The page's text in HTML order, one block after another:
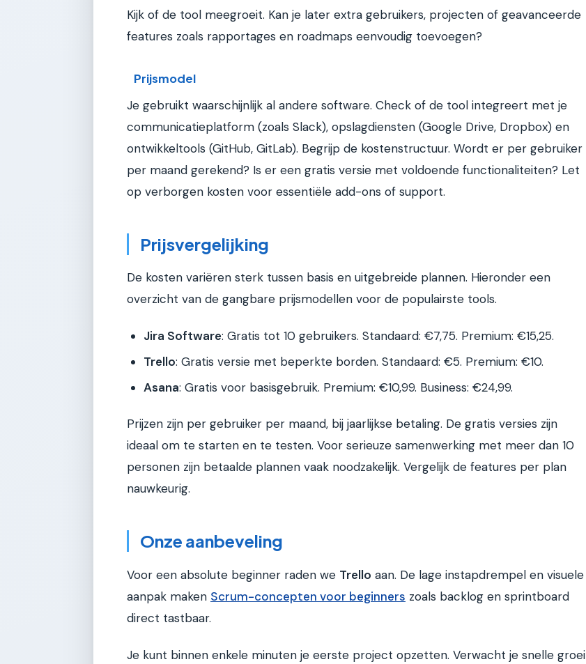
Kijk of de tool meegroeit. Kan je later extra gebruikers, projecten of geavanceerde
features zoals rapportages en roadmaps eenvoudig toevoegen?
Prijsmodel
Je gebruikt waarschijnlijk al andere software. Check of de tool integreert met je
communicatieplatform (zoals Slack), opslagdiensten (Google Drive, Dropbox) en
ontwikkeltools (GitHub, GitLab). Begrijp de kostenstructuur. Wordt er per gebruiker
per maand gerekend? Is er een gratis versie met voldoende functionaliteiten? Let
op verborgen kosten voor essentiële add-ons of support.
Prijsvergelijking
De kosten variëren sterk tussen basis en uitgebreide plannen. Hieronder een
overzicht van de gangbare prijsmodellen voor de populairste tools.
Jira Software: Gratis tot 10 gebruikers. Standaard: €7,75. Premium: €15,25.
Trello: Gratis versie met beperkte borden. Standaard: €5. Premium: €10.
Asana: Gratis voor basisgebruik. Premium: €10,99. Business: €24,99.
Prijzen zijn per gebruiker per maand, bij jaarlijkse betaling. De gratis versies zijn
ideaal om te starten en te testen. Voor serieuze samenwerking met meer dan 10
personen zijn betaalde plannen vaak noodzakelijk. Vergelijk de features per plan
nauwkeurig.
Onze aanbeveling
Voor een absolute beginner raden we Trello aan. De lage instapdrempel en visuele
aanpak maken Scrum-concepten voor beginners zoals backlog en sprintboard
direct tastbaar.
Je kunt binnen enkele minuten je eerste project opzetten. Verwacht je snelle groei